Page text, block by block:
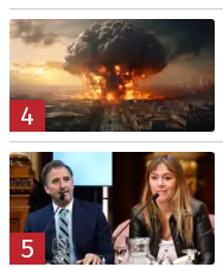
4
5